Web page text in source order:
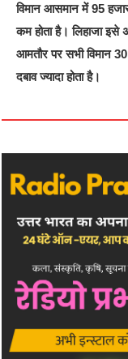
विमान आसमान में 95
कम होता है। लिहाजा इसे
आमतौर पर सभी विमान
दबाव ज्यादा होता है।